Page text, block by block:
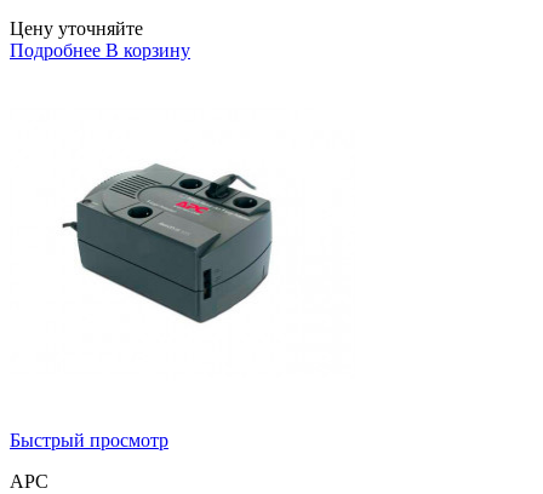
Цену уточняйте
Подробнее В корзину
Быстрый просмотр
APC